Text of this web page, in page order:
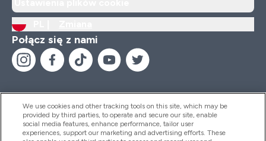
Połącz się z nami
Pomoc I Informacja
We use cookies and other tracking tools on this site, which may be
provided by third parties, to operate and secure our site, enable
social media features, enhance performance, tailor user
experiences, support our marketing and advertising efforts. These